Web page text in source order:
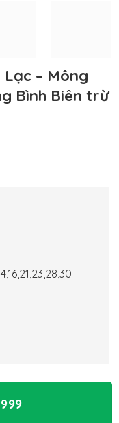
Lạc – Mông
Bình Biên trừ